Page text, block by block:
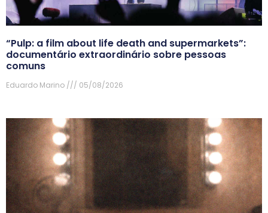
“Pulp: a film about life death and supermarkets”:
documentário extraordinário sobre pessoas
comuns
Eduardo Marino 05/08/2026